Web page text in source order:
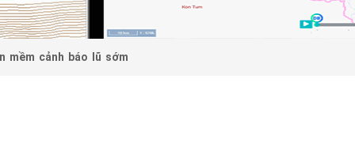
mềm cảnh báo lũ sớm